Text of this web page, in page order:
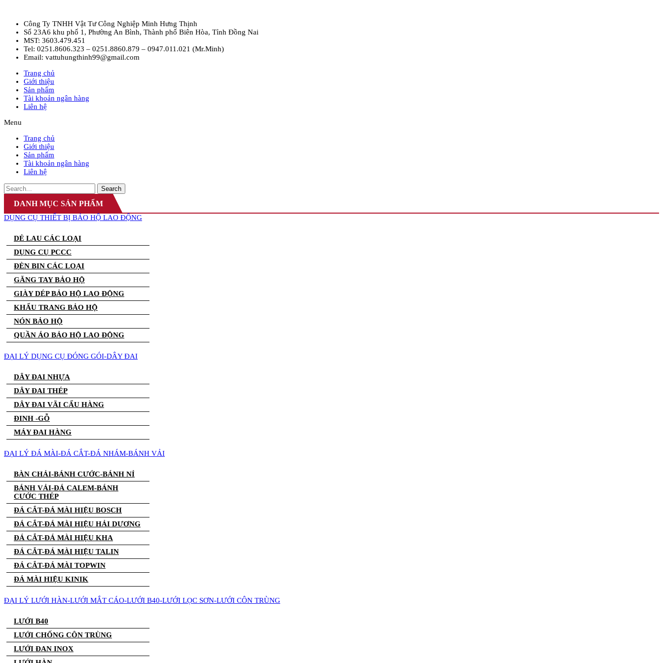
Công Ty TNHH Vật Tư Công Nghiệp Minh Hưng Thịnh
Số 23A6 khu phố 1, Phường An Bình, Thành phố Biên Hòa, Tỉnh Đồng Nai
MST: 3603.479.451
Tel: 0251.8606.323 – 0251.8860.879 – 0947.011.021 (Mr.Minh)
Email: vattuhungthinh99@gmail.com
Trang chủ
Giới thiệu
Sản phẩm
Tài khoản ngân hàng
Liên hệ
Menu
Trang chủ
Giới thiệu
Sản phẩm
Tài khoản ngân hàng
Liên hệ
Search
DANH MỤC SẢN PHẨM
DỤNG CỤ THIẾT BỊ BẢO HỘ LAO ĐỘNG
DẺ LAU CÁC LOẠI
DỤNG CỤ PCCC
ĐÈN BIN CÁC LOẠI
GĂNG TAY BẢO HỘ
GIÀY DÉP BẢO HỘ LAO ĐỘNG
KHẨU TRANG BẢO HỘ
NÓN BẢO HỘ
QUẦN ÁO BẢO HỘ LAO ĐỘNG
ĐẠI LÝ DỤNG CỤ ĐÓNG GÓI-DÂY ĐAI
DÂY ĐAI NHỰA
DÂY ĐAI THÉP
DÂY ĐAI VÃI CẨU HÀNG
ĐINH -GỖ
MÁY ĐAI HÀNG
ĐẠI LÝ ĐÁ MÀI-ĐÁ CẮT-ĐÁ NHÁM-BÁNH VẢI
BÀN CHẢI-BÁNH CƯỚC-BÁNH NỈ
BÁNH VẢI-ĐÁ CALEM-BÁNH
CƯỚC THÉP
ĐÁ CẮT-ĐÁ MÀI HIỆU BOSCH
ĐÁ CẮT-ĐÁ MÀI HIỆU HẢI DƯƠNG
ĐÁ CẮT-ĐÁ MÀI HIỆU KHA
ĐÁ CẮT-ĐÁ MÀI HIỆU TALIN
ĐÁ CẮT-ĐÁ MÀI TOPWIN
ĐÁ MÀI HIỆU KINIK
ĐẠI LÝ LƯỚI HÀN-LƯỚI MẮT CÁO-LƯỚI B40-LƯỚI LỌC SƠN-LƯỚI CÔN TRÙNG
LƯỚI B40
LƯỚI CHỐNG CÔN TRÙNG
LƯỚI ĐAN INOX